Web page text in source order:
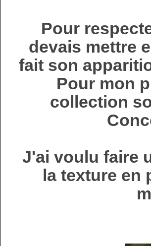
Pour
devais mettre
fait son
Pour mon
collection
J'ai voulu faire
la texture